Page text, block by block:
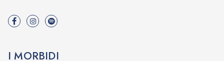
I MORBIDI